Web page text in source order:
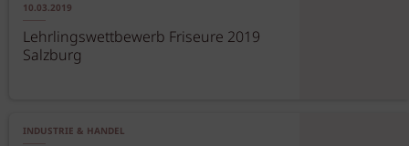
10.03.2019
Lehrlingswettbewerb Friseure 2019
Salzburg
INDUSTRIE & HANDEL